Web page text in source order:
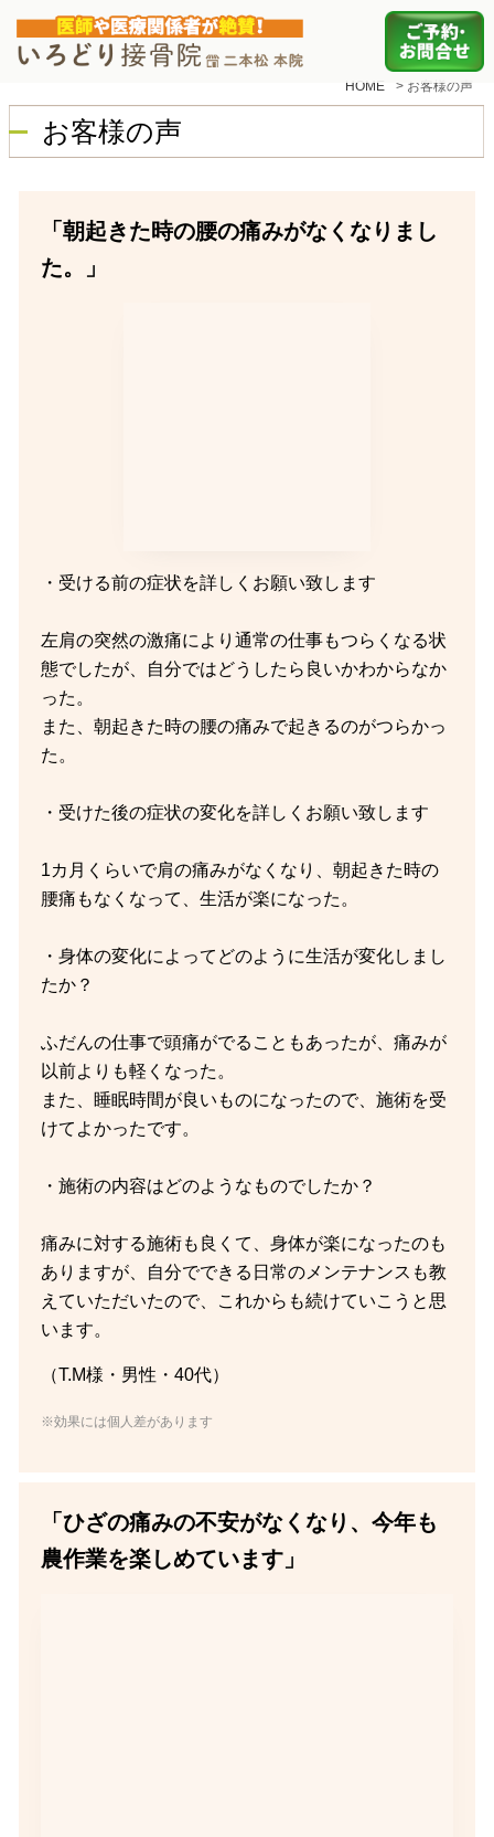
HOME > お客様の声
お客様の声
「朝起きた時の腰の痛みがなくなりまし
た。」
・受ける前の症状を詳しくお願い致します
左肩の突然の激痛により通常の仕事もつらくなる状
態でしたが、自分ではどうしたら良いかわからなか
った。
また、朝起きた時の腰の痛みで起きるのがつらかっ
た。
・受けた後の症状の変化を詳しくお願い致します
1カ月くらいで肩の痛みがなくなり、朝起きた時の
腰痛もなくなって、生活が楽になった。
・身体の変化によってどのように生活が変化しまし
たか？
ふだんの仕事で頭痛がでることもあったが、痛みが
以前よりも軽くなった。
また、睡眠時間が良いものになったので、施術を受
けてよかったです。
・施術の内容はどのようなものでしたか？
痛みに対する施術も良くて、身体が楽になったのも
ありますが、自分でできる日常のメンテナンスも教
えていただいたので、これからも続けていこうと思
います。
（T.M様・男性・40代）
※効果には個人差があります
「ひざの痛みの不安がなくなり、今年も
農作業を楽しめています」